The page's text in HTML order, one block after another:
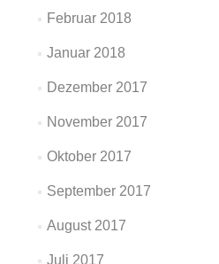
Februar 2018
Januar 2018
Dezember 2017
November 2017
Oktober 2017
September 2017
August 2017
Juli 2017